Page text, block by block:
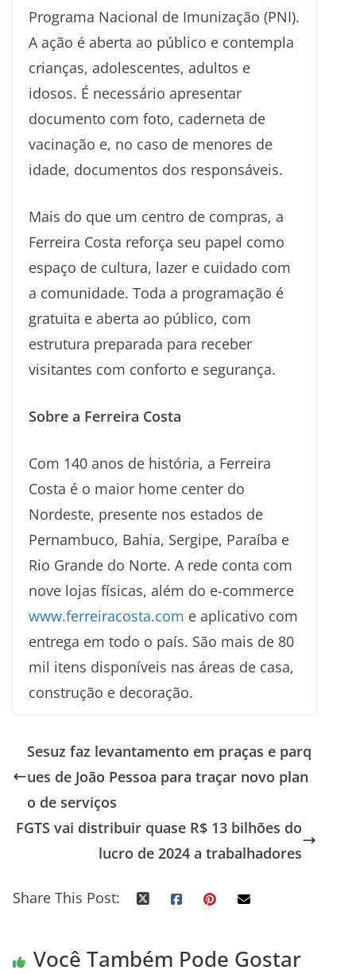
Programa Nacional de Imunização (PNI).
A ação é aberta ao público e contempla
crianças, adolescentes, adultos e
idosos. É necessário apresentar
documento com foto, caderneta de
vacinação e, no caso de menores de
idade, documentos dos responsáveis.
Mais do que um centro de compras, a
Ferreira Costa reforça seu papel como
espaço de cultura, lazer e cuidado com
a comunidade. Toda a programação é
gratuita e aberta ao público, com
estrutura preparada para receber
visitantes com conforto e segurança.
Sobre a Ferreira Costa
Com 140 anos de história, a Ferreira
Costa é o maior home center do
Nordeste, presente nos estados de
Pernambuco, Bahia, Sergipe, Paraíba e
Rio Grande do Norte. A rede conta com
nove lojas físicas, além do e-commerce
www.ferreiracosta.com e aplicativo com
entrega em todo o país. São mais de 80
mil itens disponíveis nas áreas de casa,
construção e decoração.
Sesuz faz levantamento em praças e parq
ues de João Pessoa para traçar novo plan
o de serviços
FGTS vai distribuir quase R$ 13 bilhões do
lucro de 2024 a trabalhadores
Share This Post:
Você Também Pode Gostar